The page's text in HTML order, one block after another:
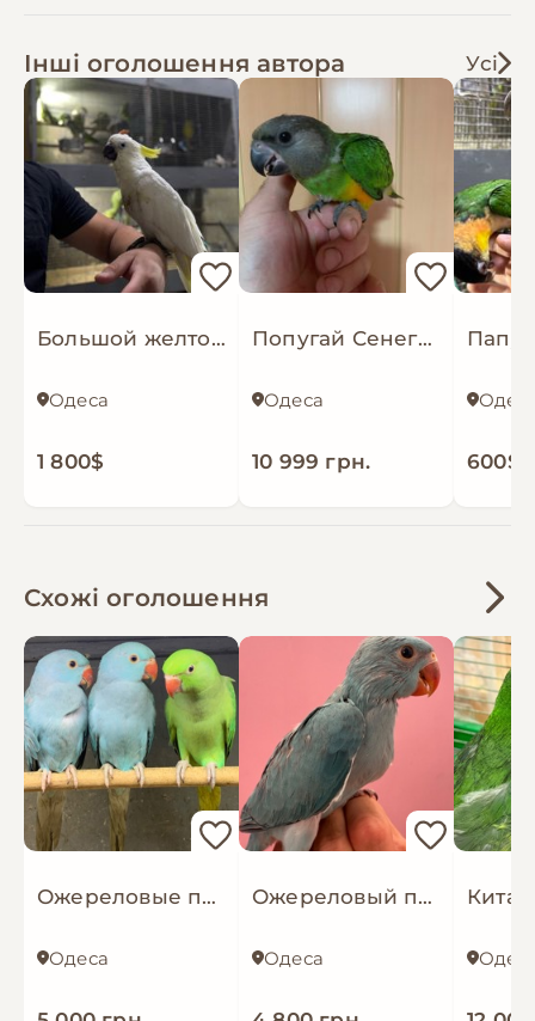
Інші оголошення автора Усі
Большой желтохолый какаду, красивый
Одеса
1 800$
Попугай Сенегал молодой окольцованный
Одеса
10 999 грн. 600$
Схожі оголошення
Ожереловые попугайчики, молодые синие и зеленые
Одеса
Ожереловый попугайчик синий малыш
Одеса